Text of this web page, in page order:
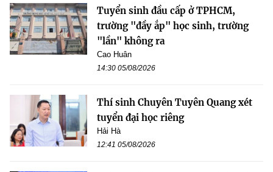
Tuyển sinh đầu cấp ở TPHCM,
trường "đầy ắp" học sinh, trường
"lần" không ra
Cao Huân
14:30 05/08/2026
Thí sinh Chuyên Tuyên Quang xét
tuyển đại học riêng
Hải Hà
12:41 05/08/2026